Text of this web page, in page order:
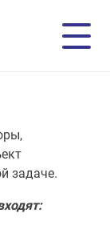
задаче.